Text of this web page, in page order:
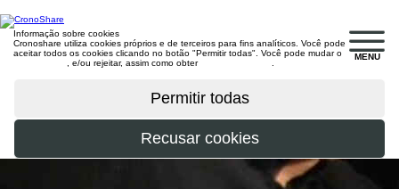
MENU
Informação sobre cookies
Cronoshare utiliza cookies próprios e de terceiros para fins analíticos. Você pode
aceitar todos os cookies clicando no botão "Permitir todas". Você pode mudar o
, e/ou rejeitar, assim como obter